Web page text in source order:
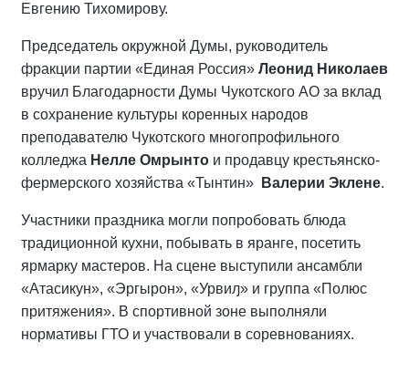
Евгению Тихомирову.
Председатель окружной Думы, руководитель
фракции партии «Единая Россия» Леонид Николаев
вручил Благодарности Думы Чукотского АО за вклад
в сохранение культуры коренных народов
преподавателю Чукотского многопрофильного
колледжа Нелле Омрынто и продавцу крестьянско-
фермерского хозяйства «Тынтин»
Валерии Эклене.
Участники праздника могли попробовать блюда
традиционной кухни, побывать в яранге, посетить
ярмарку мастеров. На сцене выступили ансамбли
«Атасикун», «Эргырон», «Урвиԓ» и группа «Полюс
притяжения». В спортивной зоне выполняли
нормативы ГТО и участвовали в соревнованиях.